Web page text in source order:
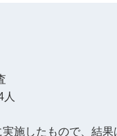
施したもので、結果